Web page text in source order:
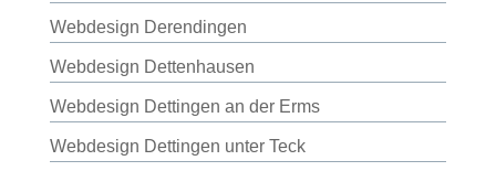
Webdesign Derendingen
Webdesign Dettenhausen
Webdesign Dettingen an der Erms
Webdesign Dettingen unter Teck